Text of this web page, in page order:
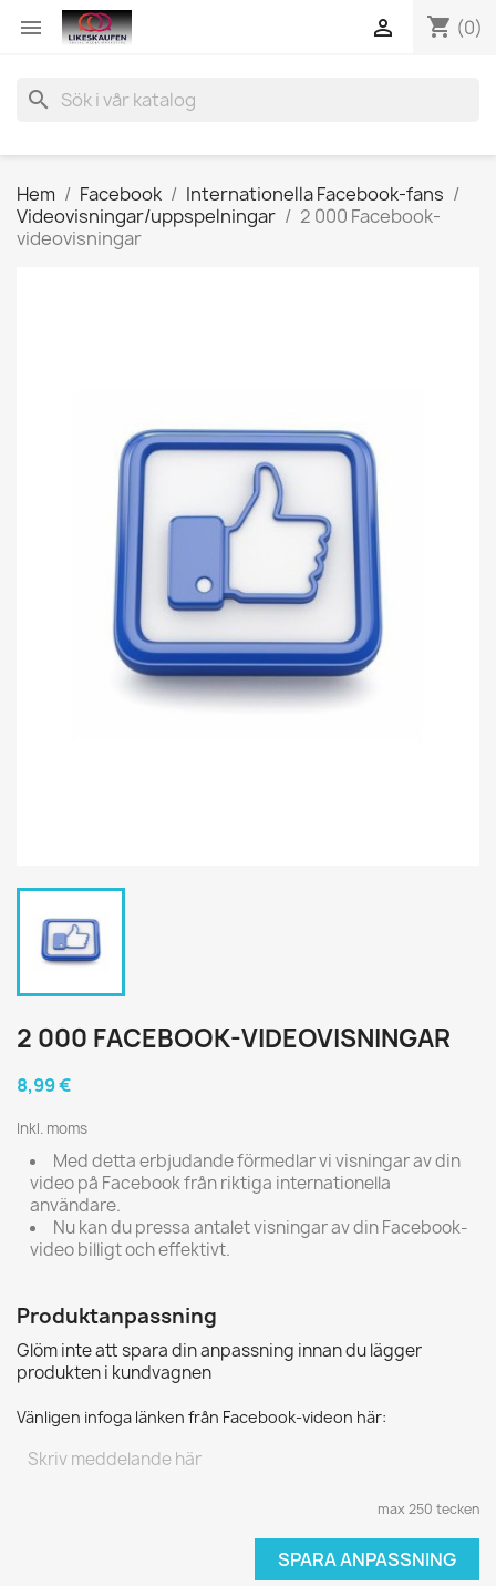
 shopping_cart (0)

search
Hem Facebook
Internationella Facebook-fans
Videovisningar/uppspelningar
2 000 Facebook-
videovisningar
2 000 FACEBOOK-VIDEOVISNINGAR
8,99 €
Inkl. moms
Med detta erbjudande förmedlar vi visningar av din
video på Facebook från riktiga internationella
användare.
Nu kan du pressa antalet visningar av din Facebook-
video billigt och effektivt.
Produktanpassning
Glöm inte att spara din anpassning innan du lägger
produkten i kundvagnen
Vänligen infoga länken från Facebook-videon här:
max 250 tecken
SPARA ANPASSNING